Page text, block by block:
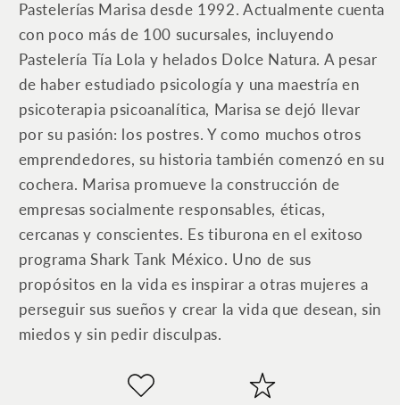
Pastelerías Marisa desde 1992. Actualmente cuenta
con poco más de 100 sucursales, incluyendo
Pastelería Tía Lola y helados Dolce Natura. A pesar
de haber estudiado psicología y una maestría en
psicoterapia psicoanalítica, Marisa se dejó llevar
por su pasión: los postres. Y como muchos otros
emprendedores, su historia también comenzó en su
cochera. Marisa promueve la construcción de
empresas socialmente responsables, éticas,
cercanas y conscientes. Es tiburona en el exitoso
programa Shark Tank México. Uno de sus
propósitos en la vida es inspirar a otras mujeres a
perseguir sus sueños y crear la vida que desean, sin
miedos y sin pedir disculpas.